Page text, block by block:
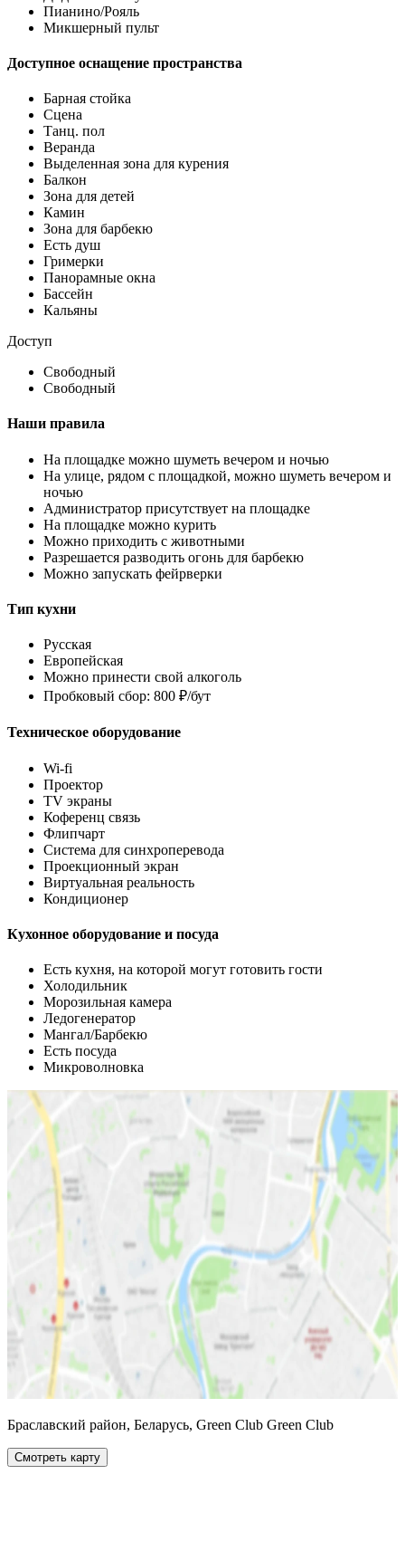
Пианино/Рояль
Микшерный пульт
Доступное оснащение пространства
Барная стойка
Сцена
Танц. пол
Веранда
Выделенная зона для курения
Балкон
Зона для детей
Камин
Зона для барбекю
Есть душ
Гримерки
Панорамные окна
Бассейн
Кальяны
Доступ
Свободный
Свободный
Наши правила
На площадке можно шуметь вечером и ночью
На улице, рядом с площадкой, можно шуметь вечером и
ночью
Администратор присутствует на площадке
На площадке можно курить
Можно приходить с животными
Разрешается разводить огонь для барбекю
Можно запускать фейрверки
Тип кухни
Русская
Европейская
Можно принести свой алкоголь
Пробковый сбор: 800 ₽/бут
Техническое оборудование
Wi-fi
Проектор
TV экраны
Коференц связь
Флипчарт
Система для синхроперевода
Проекционный экран
Виртуальная реальность
Кондиционер
Кухонное оборудование и посуда
Есть кухня, на которой могут готовить гости
Холодильник
Морозильная камера
Ледогенератор
Мангал/Барбекю
Есть посуда
Микроволновка
Браславский район, Беларусь, Green Club Green Club
Смотреть карту